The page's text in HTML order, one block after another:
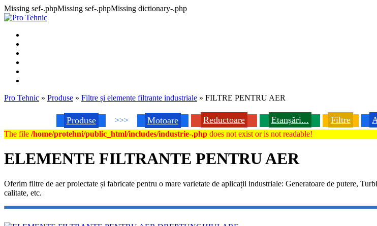
Missing sef-.phpMissing sef-.phpMissing dictionary-.php
Pro Tehnic » Produse » Filtre și elemente filtrante industriale » FILTRE PENTRU AER
Produse >>> Motoare Reductoare Etanșări... Filtre
The file /home/protehni/public_html/includes/industrie-.php does not exist or is not readable!
ELEMENTE FILTRANTE PENTRU AER
Oferim filtre de aer proiectate și fabricate pentru o mare varietate de aplicații industriale: Generatoare de putere,
calitate, etc.